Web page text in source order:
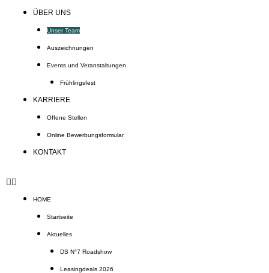
ÜBER UNS
Unser Team
Auszeichnungen
Events und Veranstaltungen
Frühlingsfest
KARRIERE
Offene Stellen
Online Bewerbungsformular
KONTAKT
HOME
Startseite
Aktuelles
DS N°7 Roadshow
Leasingdeals 2026